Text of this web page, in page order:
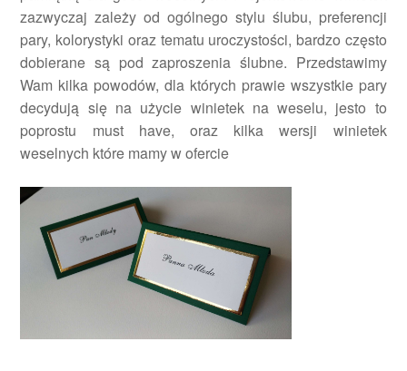
zazwyczaj zależy od ogólnego stylu ślubu, preferencji
pary, kolorystyki oraz tematu uroczystości, bardzo często
dobierane są pod zaproszenia ślubne. Przedstawimy
Wam kilka powodów, dla których prawie wszystkie pary
decydują się na użycie winietek na weselu, jesto to
poprostu must have, oraz kilka wersji winietek
weselnych które mamy w ofercie